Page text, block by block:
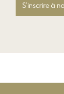
S’inscrire à